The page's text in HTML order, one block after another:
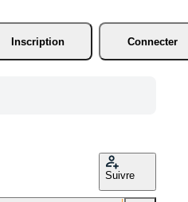
Inscription
Connecter
Suivre